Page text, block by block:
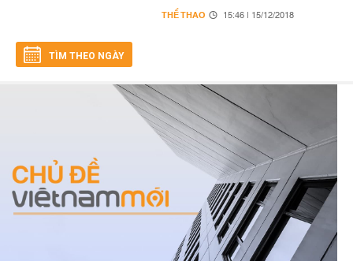
THỂ THAO 15:46 | 15/12/2018
TÌM THEO NGÀY